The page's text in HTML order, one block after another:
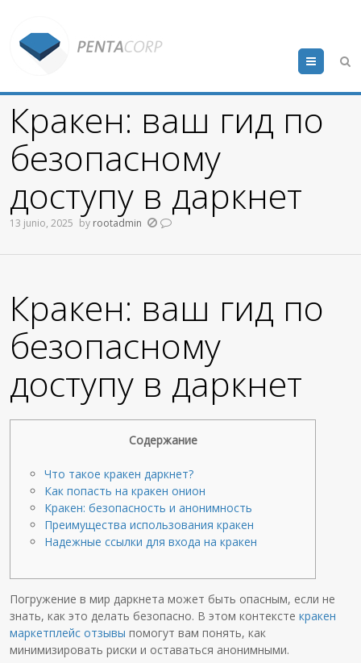
Menu
Кракен: ваш гид по
безопасному
доступу в даркнет
13 junio, 2025 by rootadmin
Кракен: ваш гид по
безопасному
доступу в даркнет
Содержание
Что такое кракен даркнет?
Как попасть на кракен онион
Кракен: безопасность и анонимность
Преимущества использования кракен
Надежные ссылки для входа на кракен
Погружение в мир даркнета может быть опасным, если не
знать, как это делать безопасно. В этом контекстекракен
маркетплейс отзывы помогут вам понять, как
минимизировать риски и оставаться анонимными.